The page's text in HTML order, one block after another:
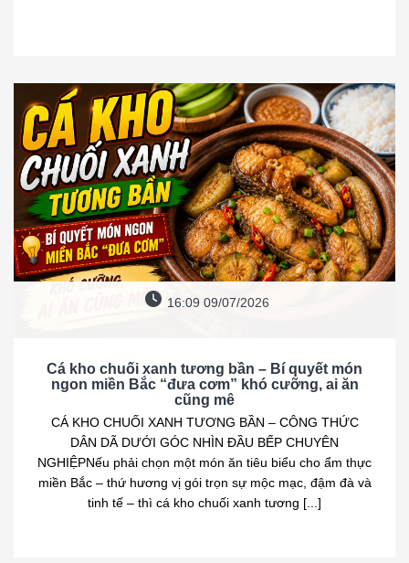
16:09 09/07/2026
Cá kho chuối xanh tương bần – Bí quyết món
ngon miền Bắc “đưa cơm” khó cưỡng, ai ăn
cũng mê
CÁ KHO CHUỐI XANH TƯƠNG BẦN – CÔNG THỨC
DÂN DÃ DƯỚI GÓC NHÌN ĐẦU BẾP CHUYÊN
NGHIỆPNếu phải chọn một món ăn tiêu biểu cho ẩm thực
miền Bắc – thứ hương vị gói trọn sự mộc mạc, đậm đà và
tinh tế – thì cá kho chuối xanh tương [...]